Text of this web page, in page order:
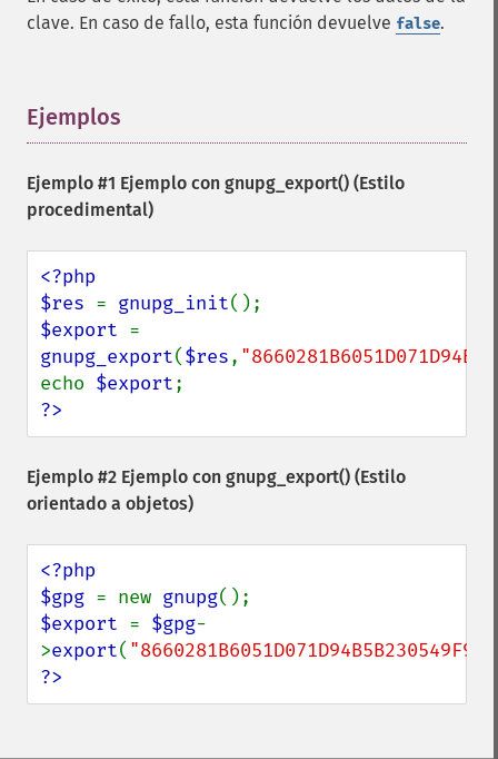
clave. En caso de fallo, esta función devuelve false.
Ejemplos
Ejemplo #1 Ejemplo con gnupg_export() (Estilo
procedimental)
<?php
$res = gnupg_init
$export
gnupg_export($res,
echo $export
?>
Ejemplo #2 Ejemplo con gnupg_export() (Estilo
orientado a objetos)
<?php
$gpg = new gnupg
$export = $gpg-
>export(
?>